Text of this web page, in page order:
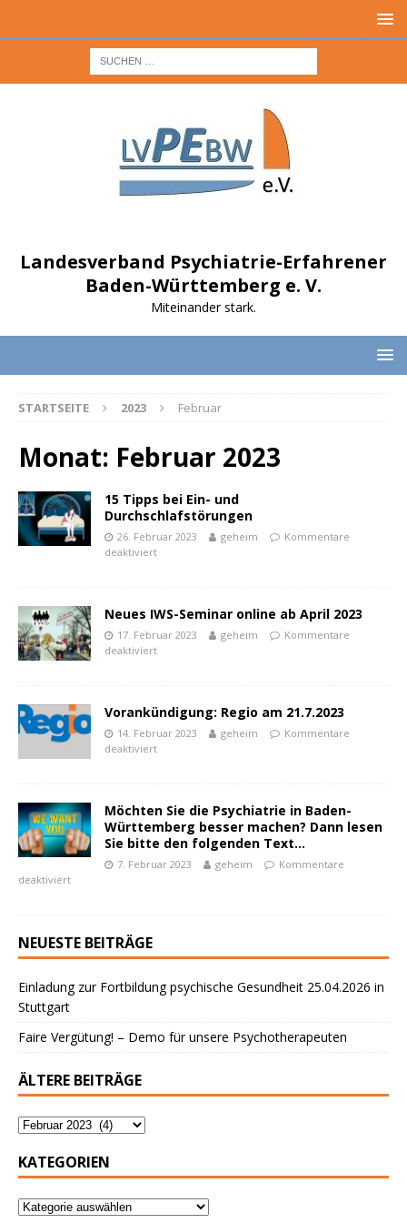
powered by WPCookiePro
Landesverband Psychiatrie-Erfahrener
Baden-Württemberg e. V.
Miteinander stark.
STARTSEITE 2023 Februar
Monat: Februar 2023
15 Tipps bei Ein- und
Durchschlafstörungen
26. Februar 2023 geheim
Kommentare
deaktiviert
Neues IWS-Seminar online ab April 2023
17. Februar 2023 geheim
Kommentare
deaktiviert
Vorankündigung: Regio am 21.7.2023
14. Februar 2023 geheim
Kommentare
deaktiviert
Möchten Sie die Psychiatrie in Baden-
Württemberg besser machen? Dann lesen
Sie bitte den folgenden Text…
7. Februar 2023 geheim
Kommentare
deaktiviert
NEUESTE BEITRÄGE
Einladung zur Fortbildung psychische Gesundheit 25.04.2026 in
Stuttgart
Faire Vergütung! – Demo für unsere Psychotherapeuten
ÄLTERE BEITRÄGE
KATEGORIEN